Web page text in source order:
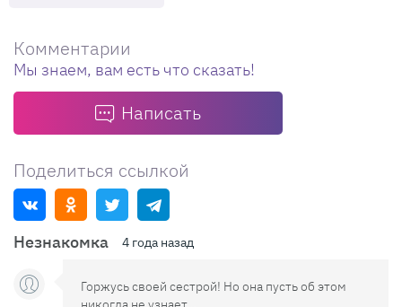
Комментарии
Мы знаем, вам есть что сказать!
Написать
Поделиться ссылкой
Незнакомка 4 года назад
Горжусь своей сестрой! Но она пусть об этом